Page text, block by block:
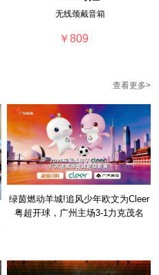
无线颈戴音箱
￥809
查看更多>
绿茵燃动羊城!追风少年欧文为Cleer
粤超开球，广州主场3-1力克茂名